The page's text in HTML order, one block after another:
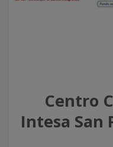
Centro
Intesa San